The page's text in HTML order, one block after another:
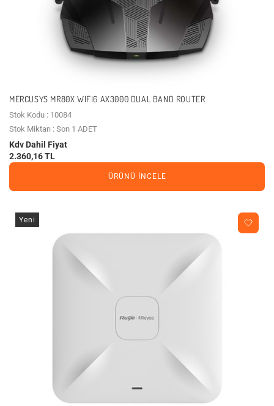
MERCUSYS MR80X WIFI6 AX3000 DUAL BAND ROUTER
Stok Kodu : 10084
Stok Miktarı : Son 1 ADET
Kdv Dahil Fiyat
2.360,16 TL
ÜRÜNÜ İNCELE
Yeni